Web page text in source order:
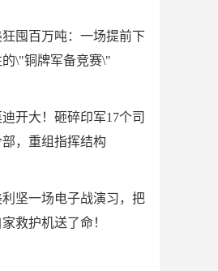
狂囤百万吨：一场提前下
的\"铜牌军备竞赛\"
迪开大！砸碎印军17个司
部，重组指挥结构
利坚一场电子战演习，把
家救护机送了命！